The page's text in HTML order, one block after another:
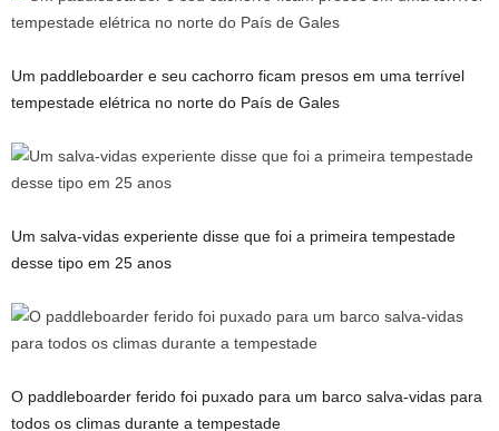
Um paddleboarder e seu cachorro ficam presos em uma terrível
tempestade elétrica no norte do País de Gales
Um salva-vidas experiente disse que foi a primeira tempestade
desse tipo em 25 anos
O paddleboarder ferido foi puxado para um barco salva-vidas para
todos os climas durante a tempestade